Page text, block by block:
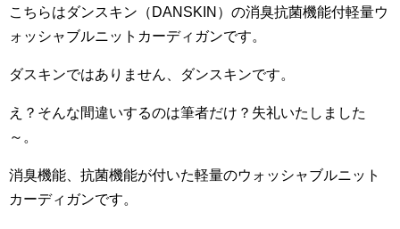
こちらはダンスキン（DANSKIN）の消臭抗菌機能付軽量ウ
ォッシャブルニットカーディガンです。
ダスキンではありません、ダンスキンです。
え？そんな間違いするのは筆者だけ？失礼いたしました
～。
消臭機能、抗菌機能が付いた軽量のウォッシャブルニット
カーディガンです。